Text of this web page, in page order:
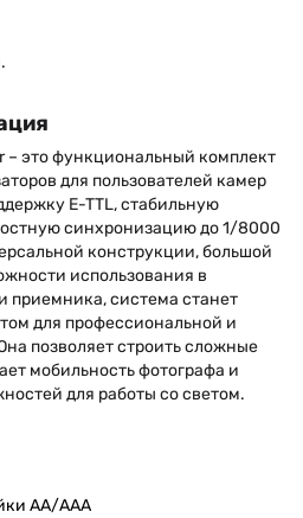
– это функциональный комплект
для пользователей камер
E-TTL, стабильную
синхронизацию до 1/8000
конструкции, большой
использования в
приемника, система станет
для профессиональной и
позволяет строить сложные
мобильность фотографа и
для работы со светом.
АА/ААА